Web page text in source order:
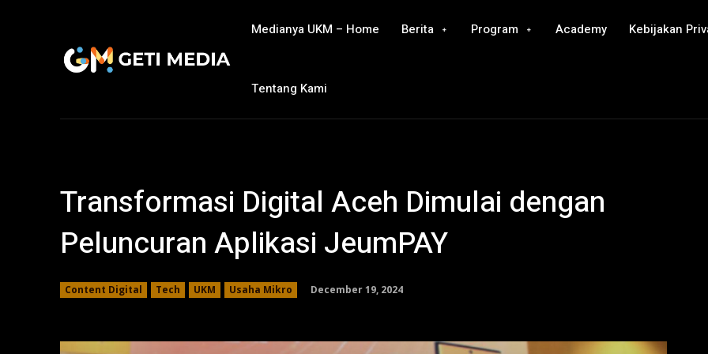
Medianya UKM – Home Berita Program Academy Kebijakan
Tentang Kami
Transformasi Digital Aceh Dimulai dengan
Peluncuran Aplikasi JeumPAY
Content Digital Tech UKM Usaha Mikro December 19, 2024